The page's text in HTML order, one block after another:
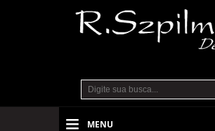
MENU